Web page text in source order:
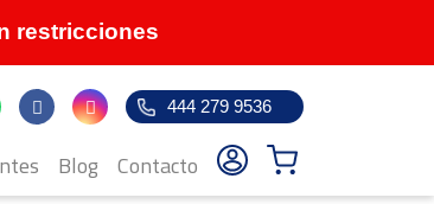
restricciones
Blog Contacto
444 279 9536